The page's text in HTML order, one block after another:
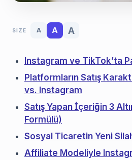
SIZE A A A
Instagram ve TikTok’ta
Platformların Satış
vs. Instagram
Satış Yapan İçeriğin 3
Formülü)
Sosyal Ticaretin Yeni
Affiliate Modeliyle